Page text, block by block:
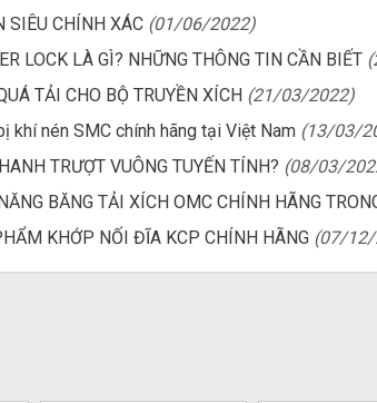
SIÊU CHÍNH XÁC (01/06/2022)
LOCK LÀ GÌ? NHỮNG THÔNG TIN CẦN BIẾT
TẢI CHO BỘ TRUYỀN XÍCH (21/03/2022)
khí nén SMC chính hãng tại Việt Nam (13/03/
TRƯỢT VUÔNG TUYẾN TÍNH? (08/03/
BĂNG TẢI XÍCH OMC CHÍNH HÃNG
KHỚP NỐI ĐĨA KCP CHÍNH HÃNG (07/